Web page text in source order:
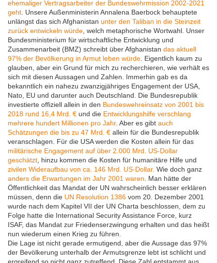
ehemaliger Vertragsarbeiter der Bundeswehrmission 2002-2021
geht . Unsere Außenministerin Annalena Baerbock behauptete
unlängst das sich Afghanistan unter den Taliban in die Steinzeit
zurück entwickeln würde , welch metaphorische Wortwahl. Unser
Bundesministerium für wirtschaftliche Entwicklung und
Zusammenarbeit (BMZ) schreibt über Afghanistan das aktuell
97% der Bevölkerung in Armut leben würde . Eigentlich kaum zu
glauben, aber ein Grund für mich zu recherchieren, wie verhält es
sich mit diesen Aussagen und Zahlen. Immerhin gab es da
bekanntlich ein nahezu zwanzigjähriges Engagement der USA,
Nato, EU und darunter auch Deutschland. Die Bundesrepublik
investierte offiziell allein in den Bundeswehreinsatz von 2001 bis
2018 rund 16,4 Mrd. € und die Entwicklungshilfe verschlang
mehrere hundert Millionen pro Jahr. Aber es gibt auch
Schätzungen die bis zu 47 Mrd. € allein für die Bundesrepublik
veranschlagen. Für die USA werden die Kosten allein für das
militärische Engagement auf über 2.000 Mrd. US-Dollar
geschätzt , hinzu kommen die Kosten für humanitäre Hilfe und
zivilen Wideraufbau von ca. 146 Mrd. US-Dollar. Wie doch ganz
anders die Erwartungen im Jahr 2001 waren . Man hätte der
Öffentlichkeit das Mandat der UN wahrscheinlich besser erklären
müssen, denn die UN Resolution 1386 vom 20. Dezember 2001
wurde nach dem Kapitel VII der UN Charta beschlossen, dem zu
Folge hatte die International Security Assistance Force, kurz
ISAF, das Mandat zur Friedenserzwingung erhalten und das heißt
nun wiederum einen Krieg zu führen.
Die Lage ist nicht gerade ermutigend, aber die Aussage das 97%
der Bevölkerung unterhalb der Armutsgrenze lebt ist schlicht und